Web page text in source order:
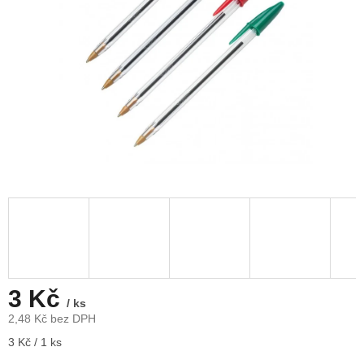
3 Kč / ks
2,48 Kč bez DPH
Měrná
3 Kč / 1 ks